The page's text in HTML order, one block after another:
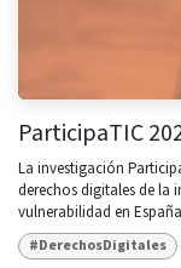
ParticipaTIC
La investigación
derechos digitales de la
vulnerabilidad en
#DerechosDigitales